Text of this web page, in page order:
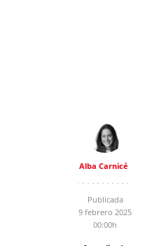
Alba Carnicé
Publicada
9 febrero 2025
00:00h